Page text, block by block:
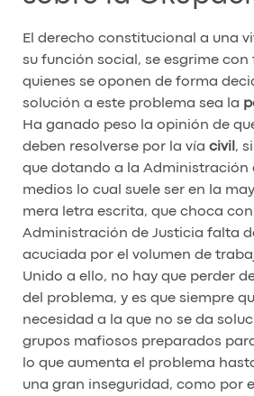
El derecho constitucional a una
su función social, se esgrime
quienes se oponen de forma
solución a este problema sea la
Ha ganado peso la opinión de
deben resolverse por la vía civil ,
que dotando a la Administración
medios lo cual suele ser en la
mera letra escrita, que choca
Administración de Justicia falta
acuciada por el volumen de
Unido a ello, no hay que perder
del problema, y es que siempre
necesidad a la que no se da
grupos mafiosos preparados
lo que aumenta el problema
una gran inseguridad, como por